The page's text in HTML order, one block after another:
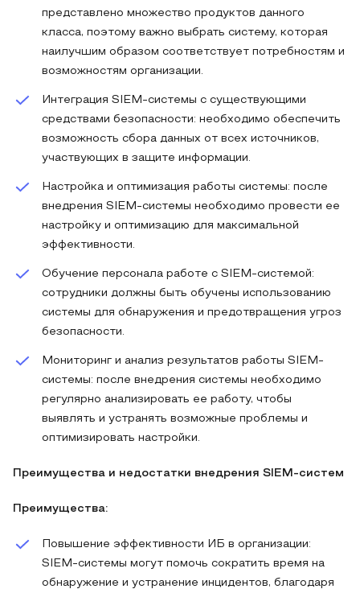
представлено множество продуктов данного
класса, поэтому важно выбрать систему, которая
наилучшим образом соответствует потребностям и
возможностям организации.
Интеграция SIEM-системы с существующими
средствами безопасности: необходимо обеспечить
возможность сбора данных от всех источников,
участвующих в защите информации.
Настройка и оптимизация работы системы: после
внедрения SIEM-системы необходимо провести ее
настройку и оптимизацию для максимальной
эффективности.
Обучение персонала работе с SIEM-системой:
сотрудники должны быть обучены использованию
системы для обнаружения и предотвращения угроз
безопасности.
Мониторинг и анализ результатов работы SIEM-
системы: после внедрения системы необходимо
регулярно анализировать ее работу, чтобы
выявлять и устранять возможные проблемы и
оптимизировать настройки.
Преимущества и недостатки внедрения SIEM-систем
Преимущества:
Повышение эффективности ИБ в организации:
SIEM-системы могут помочь сократить время на
обнаружение и устранение инцидентов, благодаря